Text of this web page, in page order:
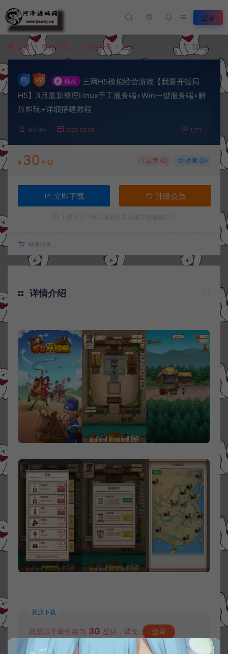
登录
首页 手游资源 小游戏H5 正文 我要投稿
# 推荐
三网H5模拟经营游戏【我要开镖局
H5】3月最新整理Linux手工服务端+Win一键服务端+解
压即玩+详细搭建教程
冷雨泽ღ 2026-03-03 1,771
¥ 30 星钻 点赞 (0) 收藏 (0)
立即下载 升级会员
增值服务：
详情介绍
资源下载
此资源下载价格为 30 星钻，请先 登录